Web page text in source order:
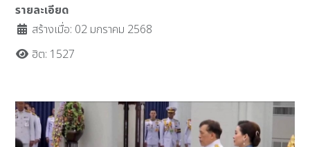
รายละเอียด
สร้างเมื่อ: 02 มกราคม 2568
ฮิต: 1527